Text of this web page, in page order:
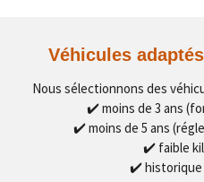
Véhicules
Nous sélectionnons des
✔️ moins de 3 ans
✔️ moins de 5 ans
✔️ faible
✔️ historique